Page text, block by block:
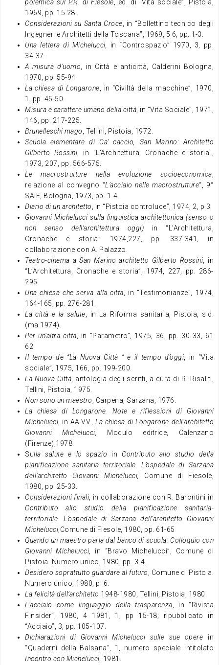
polemica sul P.R. di Fiesole, ed. di “Vita sociale”, Pistoia,
1969, pp. 15 28.
Considerazioni su Santa Croce, in “Bollettino tecnico degli
Ingegneri e Architetti della Toscana”, 1969, 5 6, pp. 1-3.
Una lettera di Michelucci, in “Controspazio” 1970, 3, pp.
34-37.
A misura d’uomo, in Città e anticittà, Calderini Bologna,
1970, pp. 55-94
La chiesa di Longarone, in “Civiltà della macchine”, 1970,
1, pp. 45-50.
Misura e carattere umano della città, in “Vita Sociale”, 1971,
146, pp. 217-225.
Brunelleschi mago, Tellini, Pistoia, 1972.
Scuola elementare di Ca’ caccio, San Marino: Architetto
Gilberto Rossini, in “L’Architettura, Cronache e storia”,
1973, 207, pp. 566-575.
Le macrostrutture nella evoluzione socioeconomica,
relazione al convegno “L’acciaio nelle macrostrutture“, 9°
SAIE, Bologna, 1973, pp. 1-4.
Diario di un architetto, in “Pistoia controluce”, 1974, 2, p.3.
Giovanni Michelucci sulla linguistica architettonica (senso o
non senso dell’architettura oggi) in “L’Architettura,
Cronache e storia” 1974,227, pp. 337-341, in
collaborazione con A. Palazzo.
Teatro-cinema a San Marino architetto Gilberto Rossini, in
“L’Architettura, Cronache e storia”, 1974, 227, pp. 286-
295.
Una chiesa che serva alla città, in “Testimonianze”, 1974,
164-165, pp. 276-281.
La città e la salute, in La Riforma sanitaria, Pistoia, s.d.
(ma 1974).
Per un’altra città, in “Parametro”, 1975, 36, pp. 30 33, 61
62.
Il tempo de “La Nuova Città ” e il tempo d’oggi, in “Vita
sociale”, 1975, 166, pp. 199-200.
La Nuova Città, antologia degli scritti, a cura di R. Risaliti,
Tellini, Pistoia, 1975.
Non sono un maestro, Carpena, Sarzana, 1976.
La chiesa di Longarone. Note e riflessioni di Giovanni
Michelucci, in AA.VV.,La chiesa di Longarone dell’architetto
Giovanni Michelucci, Modulo editrice, Calenzano
(Firenze),1978.
Sulla salute e lo spazio in Contributo allo studio della
pianificazione sanitaria territoriale. L’ospedale di Sarzana
dell’architetto Giovanni Michelucci,
Comune di Fiesole,
1980, pp. 25-33.
Considerazioni finali, in collaborazione con R. Barontini in
Contributo allo studio della pianificazione sanitaria-
territoriale. L’ospedale di Sarzana dell’architetto Giovanni
Michelucci,Comune di Fiesole, 1980, pp. 61-65
Quando un maestro parla dal banco di scuola. Colloquio con
Giovanni Michelucci, in “Bravo Michelucci”, Comune di
Pistoia. Numero unico, 1980, pp. 3-4.
Desidero soprattutto guardare al futuro, Comune di Pistoia.
Numero unico, 1980, p. 6.
La felicità dell’architetto 1948-1980, Tellini, Pistoia, 1980.
L’acciaio come linguaggio della trasparenza, in “Rivista
Finsider”, 1980, 4 1981, 1, pp 15-18; ripubblicato in
“Acciaio”, 3, pp. 105-107.
Dichiarazioni di Giovanni Michelucci sulle sue opere in
“Quaderni della Balsana”, 1, numero speciale intitolato
Incontro con Michelucci, 1981.